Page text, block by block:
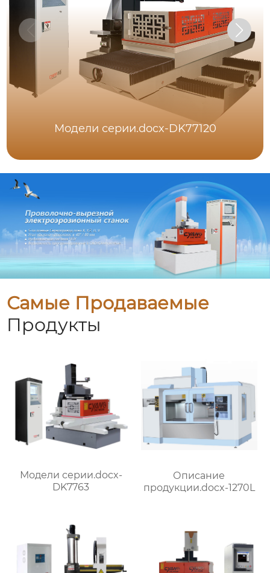
Модели серии.docx-DK77120
Самые Продаваемые
Продукты
Модели серии.docx-
DK7763
Описание
продукции.docx-1270L